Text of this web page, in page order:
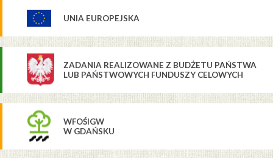
UNIA EUROPEJSKA
ZADANIA REALIZOWANE Z BUDŻETU PAŃSTWA
LUB PAŃSTWOWYCH FUNDUSZY CELOWYCH
WFOŚIGW
W GDAŃSKU